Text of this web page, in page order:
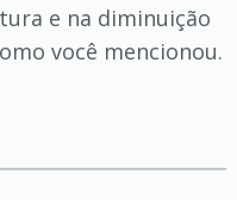
e na diminuição
você mencionou.